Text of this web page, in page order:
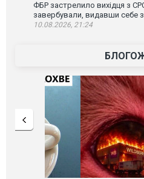
ФБР застрелило вихідця з
завербували, видавши себе
10.08.2026, 21:24